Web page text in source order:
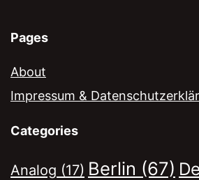
Pages
About
Impressum &
Categories
Analog (17) Berlin (67)